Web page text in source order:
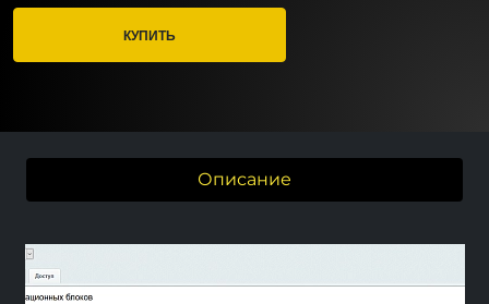
КУПИТЬ
Описание